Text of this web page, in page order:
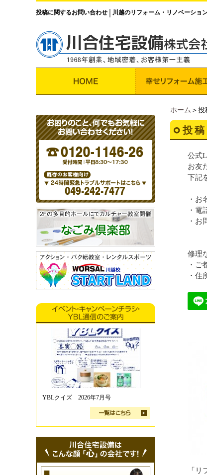
投稿に関するお問い合わせ 川越のリフォーム・リノベーショ
ホーム ＞
投
公式
お友
下記
・お
・電
・お
修理
・ご
・住
「
YBLクイズ 2026年7月号